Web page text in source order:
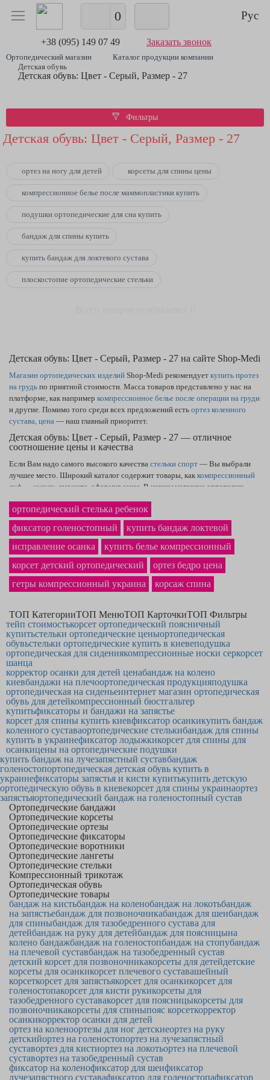
0 Рус
+38 (095) 149 07 49 Заказать звонок
Ортопедический магазин
Каталог продукции компании
Детская обувь
Детская обувь: Цвет - Серый, Размер - 27
Фильтры
Детская обувь: Цвет - Серый, Размер - 27
ортез на ногу для детей корсеты для спины цены
компрессионное белье после маммопластики купить
подушки ортопедические для сна купить
бандаж для спины купить
купить бандаж для локтевого сустава
плоскостопие ортопедические стельки
Детская обувь: Цвет - Серый, Размер - 27 на сайте Shop-Medi
Магазин ортопедических изделий Shop-Medi рекомендует купить протез
на грудь по приятной стоимости. Масса товаров представлено у нас на
платформе, как например компрессионное белье после операции на груди
и другие. Помимо того среди всех предложений есть ортез коленного
сустава, цена — наш главный приоритет.
Детская обувь: Цвет - Серый, Размер - 27 — отличное
соотношение цены и качества
Если Вам надо самого высокого качества стельки спорт — Вы выбрали
лучшее место. Широкий каталог содержит товары, как компрессионный
лиф — купить сможете, оформив заказ. В нашем магазине ортопедии
и по Украине. Фирменныйфиксирующий бандаж на колено
станет покупкой, которой Вы будете рады.
ортопедический стелька ребенок
фиксатор голеностопный
купить бандаж локтевой
исправление осанка
купить белье компрессионный
корсет детский ортопедический
ортез бедро цена
гетры компрессионный украина
корсаж спина
ТОП КатегорииТОП МенюТОП КарточкиТОП Фильтры
тейп стоимостькорсет ортопедический поясничный
купитьстельки ортопедические ценыортопедическая
обувьстельки ортопедические купить в киевеподушка
ортопедическая для сидениякомпрессионные носки cepкорсет
шанца
корректор осанки для детей ценабандаж на колено
киевбандажи на плечоортопедическая продукцияподушка
ортопедическая на сиденьеинтернет магазин ортопедическая
обувь для детейкомпрессионный бюстгальтер
купитьфиксаторы и бандажи на запястье
корсет для спины купить киевфиксатор осанкикупить бандаж
коленного суставаортопедические стелькибандаж для спины
купить в украинефиксатор лодыжкикорсет для спины для
осанкицены на ортопедические подушки
купить бандаж на лучезапястный суставбандаж
голеностопортопедическая детская обувь купить в
украинефиксаторы запястья и кисти купитькупить детскую
ортопедическую обувь в киевекорсет для спины украинаортез
запястьяортопедический бандаж на голеностопный сустав
Ортопедические бандажи
Ортопедические корсеты
Ортопедические ортезы
Ортопедические фиксаторы
Ортопедические воротники
Ортопедические лангеты
Ортопедические стельки
Компрессионный трикотаж
Ортопедическая обувь
Ортопедические товары
бандаж на кистьбандаж на коленобандаж на локотьбандаж
на запястьебандаж для позвоночникабандаж для шеибандаж
для спиныбандаж для тазобедренного сустава для
детейбандаж на руку для детейбандаж для поясницына
колено бандажбандаж на голеностопбандаж на стопубандаж
на плечевой суставбандаж на тазобедренный сустав
детский корсет для позвоночникакорсеты для детейдетские
корсеты для осанкикорсет плечевого суставашейный
корсеткорсет для запястьякорсет для осанкикорсет для
голеностопакорсет для кисти рукикорсеты для
тазобедренного суставакорсет для поясницыкорсеты для
позвоночникакорсеты для спиныпояс корсеткорректор
осанкикорректор осанки для детей
ортез на коленоортезы для ног детскиеортез на руку
детскийортез на голеностопортез на лучезапястный
суставортез для кистиортез на локотьортез на плечевой
суставортез на тазобедренный сустав
фиксатор на коленофиксатор для шеификсатор
лучезапястного суставафиксатор для голеностопафиксатор